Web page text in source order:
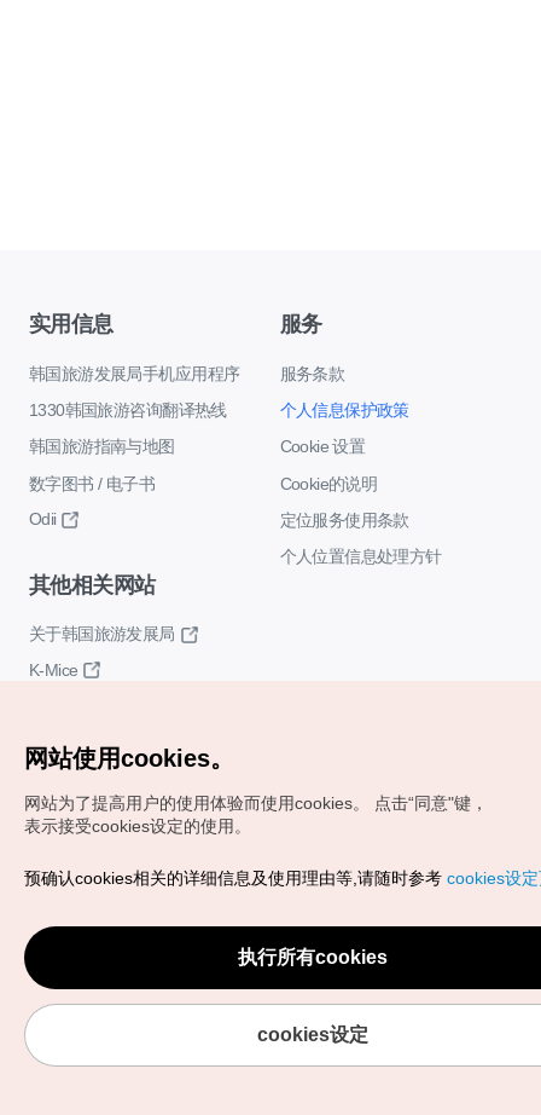
实用信息
韩国旅游发展局手机应用程序
1330韩国旅游咨询翻译热线
韩国旅游指南与地图
数字图书 / 电子书
Odii
服务
服务条款
个人信息保护政策
Cookie 设置
Cookie的说明
定位服务使用条款
个人位置信息处理方针
其他相关网站
关于韩国旅游发展局
K-Mice
Copyrights (c) 韩国旅游发展局版权所有
VISITKOREA官方邮箱
chnsim@knto.or.kr
网站使用cookies。
网站为了提高用户的使用体验而使用cookies。
点击“同意"键，
表示接受cookies设定的使用。
预确认cookies相关的详细信息及使用理由等,请随时参考 cookies设
执行所有cookies
cookies设定